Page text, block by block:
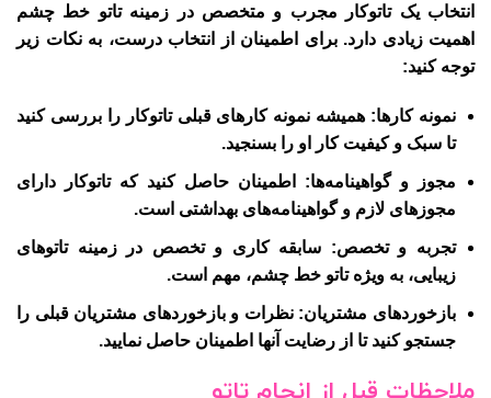
انتخاب یک تاتوکار مجرب و متخصص در زمینه تاتو خط چشم
اهمیت زیادی دارد. برای اطمینان از انتخاب درست، به نکات زیر
توجه کنید:
نمونه کارها: همیشه نمونه کارهای قبلی تاتوکار را بررسی کنید
تا سبک و کیفیت کار او را بسنجید.
مجوز و گواهینامه‌ها: اطمینان حاصل کنید که تاتوکار دارای
مجوزهای لازم و گواهینامه‌های بهداشتی است.
تجربه و تخصص: سابقه کاری و تخصص در زمینه تاتوهای
زیبایی، به ویژه تاتو خط چشم، مهم است.
بازخوردهای مشتریان: نظرات و بازخوردهای مشتریان قبلی را
جستجو کنید تا از رضایت آنها اطمینان حاصل نمایید.